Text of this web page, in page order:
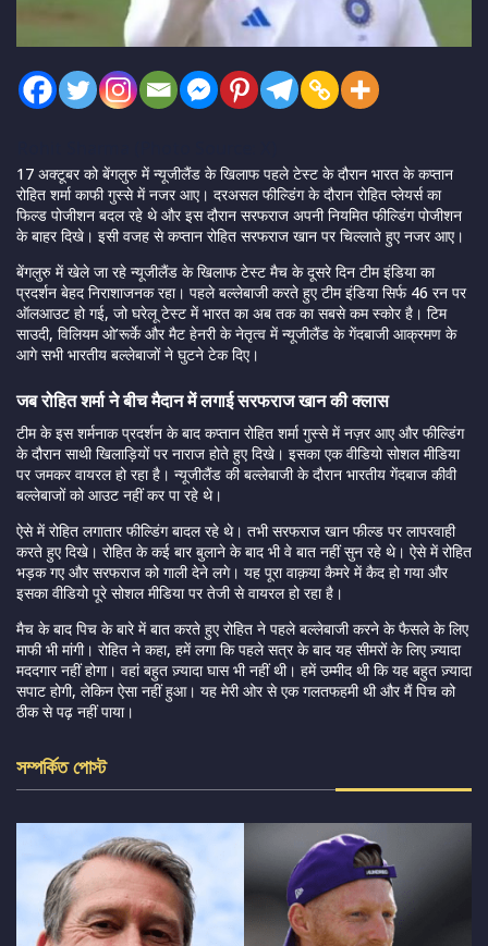
17 अक्टूबर को बेंगलुरु में न्यूजीलैंड के खिलाफ पहले टेस्ट के दौरान भारत के कप्तान
रोहित शर्मा काफी गुस्से में नजर आए। दरअसल फील्डिंग के दौरान रोहित प्लेयर्स का
फिल्ड पोजीशन बदल रहे थे और इस दौरान सरफराज अपनी नियमित फील्डिंग पोजीशन
के बाहर दिखे। इसी वजह से कप्तान रोहित सरफराज खान पर चिल्लाते हुए नजर आए।
बेंगलुरु में खेले जा रहे न्यूजीलैंड के खिलाफ टेस्ट मैच के दूसरे दिन टीम इंडिया का
प्रदर्शन बेहद निराशाजनक रहा। पहले बल्लेबाजी करते हुए टीम इंडिया सिर्फ 46 रन पर
ऑलआउट हो गई, जो घरेलू टेस्ट में भारत का अब तक का सबसे कम स्कोर है। टिम
साउदी, विलियम ओ’रूर्के और मैट हेनरी के नेतृत्व में न्यूजीलैंड के गेंदबाजी आक्रमण के
आगे सभी भारतीय बल्लेबाजों ने घुटने टेक दिए।
जब रोहित शर्मा ने बीच मैदान में लगाई सरफराज खान की क्लास
टीम के इस शर्मनाक प्रदर्शन के बाद कप्तान रोहित शर्मा गुस्से में नज़र आए और फील्डिंग
के दौरान साथी खिलाड़ियों पर नाराज होते हुए दिखे। इसका एक वीडियो सोशल मीडिया
पर जमकर वायरल हो रहा है। न्यूजीलैंड की बल्लेबाजी के दौरान भारतीय गेंदबाज कीवी
बल्लेबाजों को आउट नहीं कर पा रहे थे।
ऐसे में रोहित लगातार फील्डिंग बादल रहे थे। तभी सरफराज खान फील्ड पर लापरवाही
करते हुए दिखे। रोहित के कई बार बुलाने के बाद भी वे बात नहीं सुन रहे थे। ऐसे में रोहित
भड़क गए और सरफराज को गाली देने लगे। यह पूरा वाक़या कैमरे में कैद हो गया और
इसका वीडियो पूरे सोशल मीडिया पर तेजी से वायरल हो रहा है।
मैच के बाद पिच के बारे में बात करते हुए रोहित ने पहले बल्लेबाजी करने के फैसले के लिए
माफी भी मांगी। रोहित ने कहा, हमें लगा कि पहले सत्र के बाद यह सीमरों के लिए ज़्यादा
मददगार नहीं होगा। वहां बहुत ज़्यादा घास भी नहीं थी। हमें उम्मीद थी कि यह बहुत ज़्यादा
सपाट होगी, लेकिन ऐसा नहीं हुआ। यह मेरी ओर से एक गलतफहमी थी और मैं पिच को
ठीक से पढ़ नहीं पाया।
সম্পর্কিত পোস্ট